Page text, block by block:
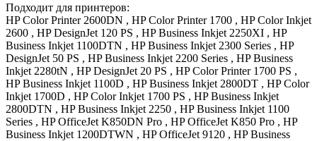
Подходит для принтеров:
HP Color Printer 2600DN , HP Color Printer 1700 , HP Color Inkjet
2600 , HP DesignJet 120 PS , HP Business Inkjet 2250XI , HP
Business Inkjet 1100DTN , HP Business Inkjet 2300 Series , HP
DesignJet 50 PS , HP Business Inkjet 2200 Series , HP Business
Inkjet 2280tN , HP DesignJet 20 PS , HP Color Printer 1700 PS ,
HP Business Inkjet 1100D , HP Business Inkjet 2800DT , HP Color
Inkjet 1700D , HP Color Inkjet 1700 PS , HP Business Inkjet
2800DTN , HP Business Inkjet 2250 , HP Business Inkjet 1100
Series , HP OfficeJet K850DN Pro , HP OfficeJet K850 Pro , HP
Business Inkjet 1200DTWN , HP OfficeJet 9120 , HP Business